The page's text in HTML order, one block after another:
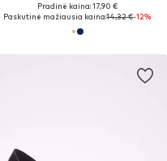
Pradinė kaina: 17,90 €
Paskutinė mažiausia kaina:14,32 €-12%